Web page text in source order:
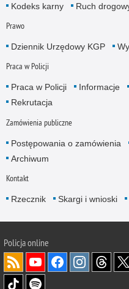
Kodeks karny
Ruch
Prawo
Dziennik Urzędowy KGP
Praca w Policji
Praca w Policji Informacje
Rekrutacja
Zamówienia publiczne
Postępowania o zamówienia
Archiwum
Kontakt
Rzecznik Skargi i wnioski
Policjaonline